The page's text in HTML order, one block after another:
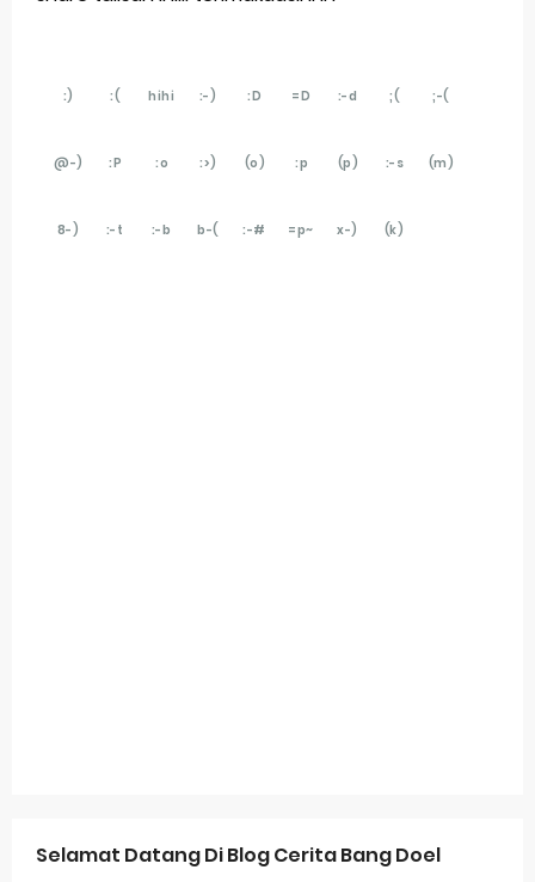
:) :( hihi :-) :D =D :-d ;( ;-(
@-) :P :o :>) (o) :p (p) :-s (m)
8-) :-t :-b b-( :-# =p~ x-) (k)
Selamat Datang Di Blog Cerita Bang Doel